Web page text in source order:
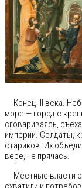
Конец III века.
море — город с
сговариваясь,
империи. Солдаты,
стариков. Их
вере, не прячась.
Местные власти